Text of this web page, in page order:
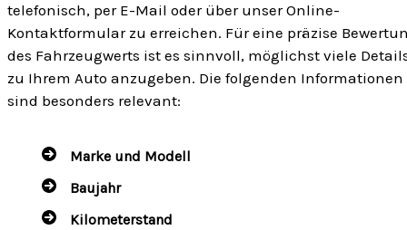
telefonisch, per E-Mail oder über unser Online-
Kontaktformular zu erreichen. Für eine präzise
des Fahrzeugwerts ist es sinnvoll, möglichst viele
zu Ihrem Auto anzugeben. Die folgenden Informationen
sind besonders relevant:
Marke und Modell
Baujahr
Kilometerstand